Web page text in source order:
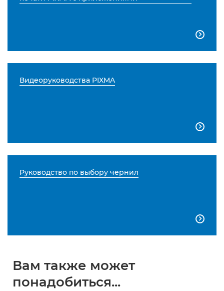

Видеоруководства PIXMA

Руководство по выбору чернил

Вам также может
понадобиться...